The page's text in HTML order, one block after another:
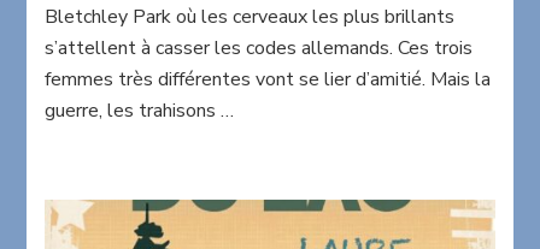
Quinn
Bletchley Park où les cerveaux les plus brillants
s’attellent à casser les codes allemands. Ces trois
femmes très différentes vont se lier d’amitié. Mais la
guerre, les trahisons …